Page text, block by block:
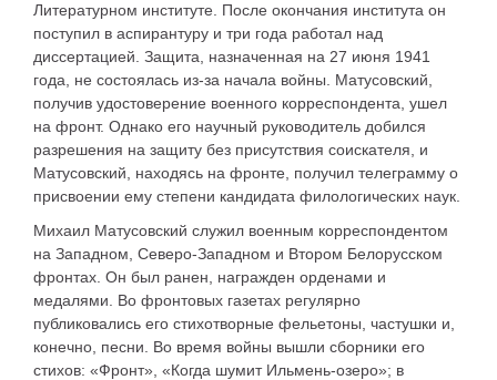
Литературном институте. После окончания института он
поступил в аспирантуру и три года работал над
диссертацией. Защита, назначенная на 27 июня 1941
года, не состоялась из-за начала войны. Матусовский,
получив удостоверение военного корреспондента, ушел
на фронт. Однако его научный руководитель добился
разрешения на защиту без присутствия соискателя, и
Матусовский, находясь на фронте, получил телеграмму о
присвоении ему степени кандидата филологических наук.
Михаил Матусовский служил военным корреспондентом
на Западном, Северо-Западном и Втором Белорусском
фронтах. Он был ранен, награжден орденами и
медалями. Во фронтовых газетах регулярно
публиковались его стихотворные фельетоны, частушки и,
конечно, песни. Во время войны вышли сборники его
стихов: «Фронт», «Когда шумит Ильмень-озеро»; в